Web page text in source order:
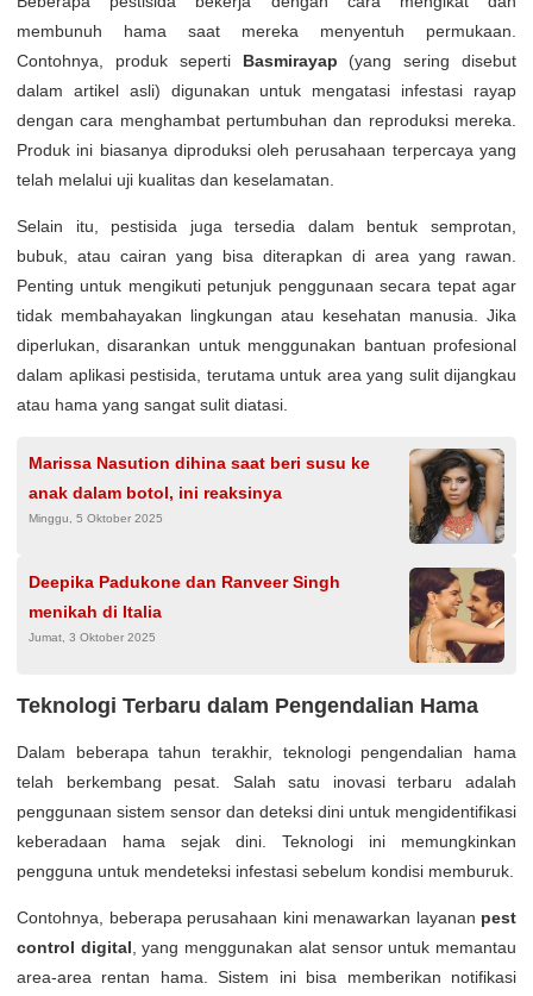
membunuh hama saat mereka menyentuh permukaan.
Contohnya, produk seperti Basmirayap (yang sering disebut
dalam artikel asli) digunakan untuk mengatasi infestasi rayap
dengan cara menghambat pertumbuhan dan reproduksi mereka.
Produk ini biasanya diproduksi oleh perusahaan terpercaya yang
telah melalui uji kualitas dan keselamatan.
Selain itu, pestisida juga tersedia dalam bentuk semprotan,
bubuk, atau cairan yang bisa diterapkan di area yang rawan.
Penting untuk mengikuti petunjuk penggunaan secara tepat agar
tidak membahayakan lingkungan atau kesehatan manusia. Jika
diperlukan, disarankan untuk menggunakan bantuan profesional
dalam aplikasi pestisida, terutama untuk area yang sulit dijangkau
atau hama yang sangat sulit diatasi.
Marissa Nasution dihina saat beri susu ke
anak dalam botol, ini reaksinya
Minggu, 5 Oktober 2025
Deepika Padukone dan Ranveer Singh
menikah di Italia
Jumat, 3 Oktober 2025
Teknologi Terbaru dalam Pengendalian Hama
Dalam beberapa tahun terakhir, teknologi pengendalian hama
telah berkembang pesat. Salah satu inovasi terbaru adalah
penggunaan sistem sensor dan deteksi dini untuk mengidentifikasi
keberadaan hama sejak dini. Teknologi ini memungkinkan
pengguna untuk mendeteksi infestasi sebelum kondisi memburuk.
Contohnya, beberapa perusahaan kini menawarkan layanan pest
control digital , yang menggunakan alat sensor untuk memantau
area-area rentan hama. Sistem ini bisa memberikan notifikasi